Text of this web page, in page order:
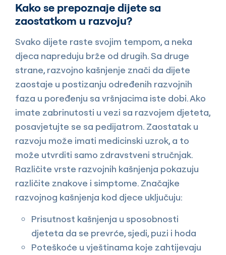
Kako se prepoznaje dijete sa
zaostatkom u razvoju?
Svako dijete raste svojim tempom, a neka
djeca napreduju brže od drugih. Sa druge
strane, razvojno kašnjenje znači da dijete
zaostaje u postizanju određenih razvojnih
faza u poređenju sa vršnjacima iste dobi. Ako
imate zabrinutosti u vezi sa razvojem djeteta,
posavjetujte se sa pedijatrom. Zaostatak u
razvoju može imati medicinski uzrok, a to
može utvrditi samo zdravstveni stručnjak.
Različite vrste razvojnih kašnjenja pokazuju
različite znakove i simptome. Značajke
razvojnog kašnjenja kod djece uključuju:
Prisutnost kašnjenja u sposobnosti
djeteta da se prevrće, sjedi, puzi i hoda
Poteškoće u vještinama koje zahtijevaju